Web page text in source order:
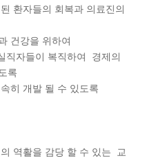
환자들의 회복과 의료진의
건강을 위하여
자들이 복직하여 경제의
록
히 개발 될 수 있도록
역활을 감당 할 수 있는 교